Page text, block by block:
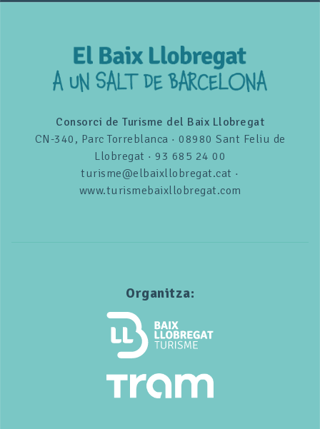
Consorci de Turisme del Baix Llobregat
CN-340, Parc Torreblanca · 08980 Sant Feliu de
Llobregat · 93 685 24 00
turisme@elbaixllobregat.cat ·
www.turismebaixllobregat.com
Organitza: